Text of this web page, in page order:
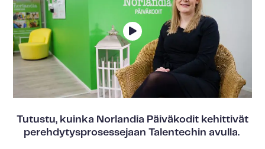
Tutustu, kuinka Norlandia Päiväkodit kehittivät
perehdytysprosessejaan Talentechin avulla.